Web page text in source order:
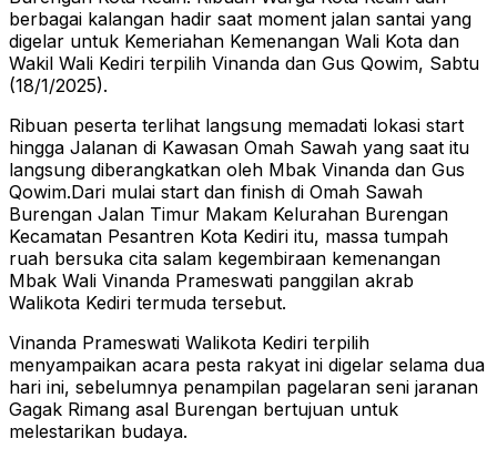
berbagai kalangan hadir saat moment jalan santai yang
digelar untuk Kemeriahan Kemenangan Wali Kota dan
Wakil Wali Kediri terpilih Vinanda dan Gus Qowim, Sabtu
(18/1/2025).
Ribuan peserta terlihat langsung memadati lokasi start
hingga Jalanan di Kawasan Omah Sawah yang saat itu
langsung diberangkatkan oleh Mbak Vinanda dan Gus
Qowim.Dari mulai start dan finish di Omah Sawah
Burengan Jalan Timur Makam Kelurahan Burengan
Kecamatan Pesantren Kota Kediri itu, massa tumpah
ruah bersuka cita salam kegembiraan kemenangan
Mbak Wali Vinanda Prameswati panggilan akrab
Walikota Kediri termuda tersebut.
Vinanda Prameswati Walikota Kediri terpilih
menyampaikan acara pesta rakyat ini digelar selama dua
hari ini, sebelumnya penampilan pagelaran seni jaranan
Gagak Rimang asal Burengan bertujuan untuk
melestarikan budaya.